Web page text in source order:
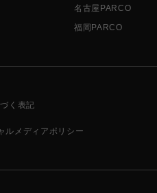
名古屋PARCO
福岡PARCO
く表記
ルメディアポリシー